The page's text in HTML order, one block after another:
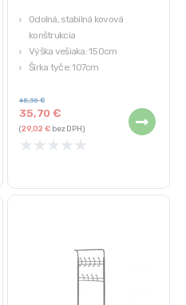
Odolná, stabilná kovová
konštrukcia
Výška vešiaka: 150cm
Šírka tyče: 107cm
35,70€
48,30€
(29,02€bez DPH)
★ ★ ★ ★ ★